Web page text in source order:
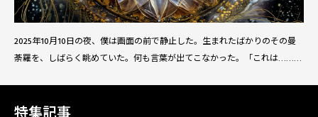
2025年10月10日の夜、僕は画面の前で静止した。生まれたばかりのその曼
荼羅を、しばらく眺めていた。何も言葉が出てこなかった。「これは……今
「AIアートアルケミスト™️アカデミー 第1期講師養成講座」の受講